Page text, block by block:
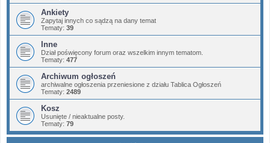
Ankiety
Zapytaj innych co sądzą na dany temat
Tematy: 39
Inne
Dział poświęcony forum oraz wszelkim innym tematom.
Tematy: 477
Archiwum ogłoszeń
archiwalne ogłoszenia przeniesione z działu Tablica Ogłoszeń
Tematy: 2489
Kosz
Usunięte / nieaktualne posty.
Tematy: 79